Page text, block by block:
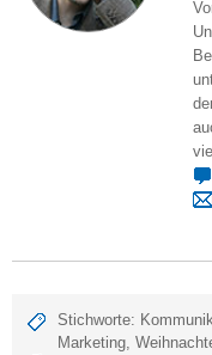
Stichworte:
Marketing,